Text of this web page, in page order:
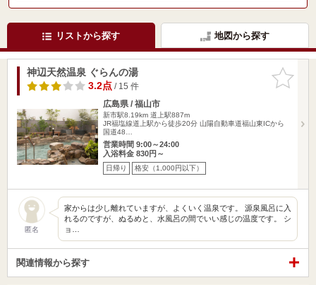
リストから探す 地図から探す
お気に入
りに追加
神辺天然温泉 ぐらんの湯
3.2点/ 15 件
広島県 / 福山市
新市駅8.19km 道上駅887m
JR福塩線道上駅から徒歩20分 山陽自動車道福山東ICから
国道48…
営業時間 9:00～24:00
入浴料金 830円～
日帰り 格安（1,000円以下）
匿名
家からは少し離れていますが、よくいく温泉です。 源泉風呂に入
れるのですが、ぬるめと、水風呂の間でいい感じの温度です。 シ
ョ…
関連情報から探す